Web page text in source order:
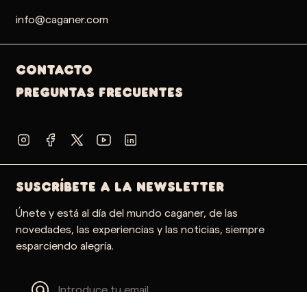
info@caganer.com
Contacto
PREGUNTAS FRECUENTES
SUSCRÍBETE A LA NEWSLETTER
Únete y está al día del mundo caganer, de las
novedades, las experiencias y las noticias, siempre
esparciendo alegría.